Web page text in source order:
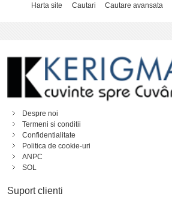
Harta site Cautari Cautare avansata
Despre noi
Termeni si conditii
Confidentialitate
Politica de cookie-uri
ANPC
SOL
Suport clienti